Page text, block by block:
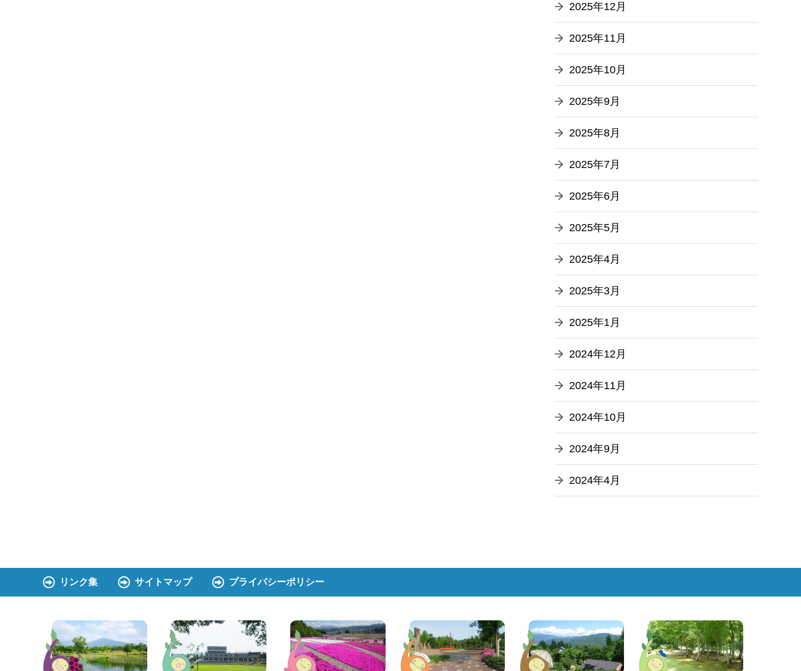
2025年12月
2025年11月
2025年10月
2025年9月
2025年8月
2025年7月
2025年6月
2025年5月
2025年4月
2025年3月
2025年1月
2024年12月
2024年11月
2024年10月
2024年9月
2024年4月
リンク集 サイトマップ プライバシーポリシー